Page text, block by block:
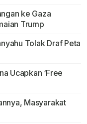
ke Gaza
Trump
Tolak Draf Peta
Ucapkan ‘Free
Masyarakat